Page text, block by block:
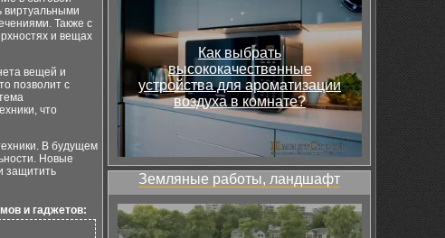
виртуальными
Также с
и вещах
вещей и
позволит с
что
В будущем
Новые
защитить
и гаджетов:
Как выбрать
высококачественные
устройства для ароматизации
воздуха в комнате?
Земляные работы, ландшафт